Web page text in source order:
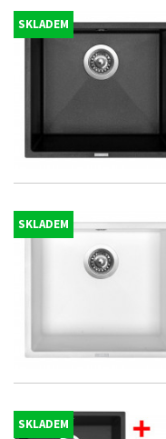
SKLADEM
SKLADEM
SKLADEM